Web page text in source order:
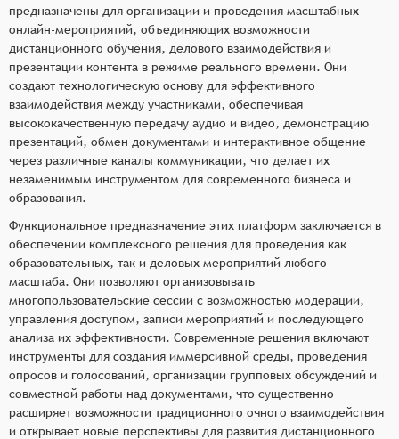
предназначены для организации и проведения масштабных
онлайн-мероприятий, объединяющих возможности
дистанционного обучения, делового взаимодействия и
презентации контента в режиме реального времени. Они
создают технологическую основу для эффективного
взаимодействия между участниками, обеспечивая
высококачественную передачу аудио и видео, демонстрацию
презентаций, обмен документами и интерактивное общение
через различные каналы коммуникации, что делает их
незаменимым инструментом для современного бизнеса и
образования.
Функциональное предназначение этих платформ заключается в
обеспечении комплексного решения для проведения как
образовательных, так и деловых мероприятий любого
масштаба. Они позволяют организовывать
многопользовательские сессии с возможностью модерации,
управления доступом, записи мероприятий и последующего
анализа их эффективности. Современные решения включают
инструменты для создания иммерсивной среды, проведения
опросов и голосований, организации групповых обсуждений и
совместной работы над документами, что существенно
расширяет возможности традиционного очного взаимодействия
и открывает новые перспективы для развития дистанционного